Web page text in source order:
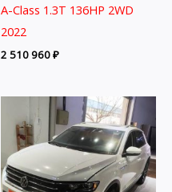
A-Class 1.3T 136HP 2WD
2022
2 510 960₽